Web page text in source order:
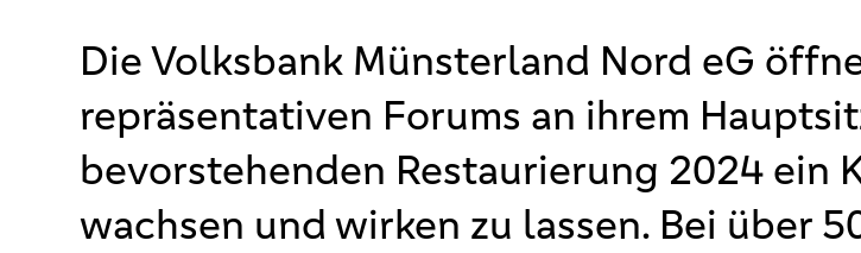
Die Volksbank Münsterland Nord eG
repräsentativen Forums an ihrem
bevorstehenden Restaurierung 2024 ein
wachsen und wirken zu lassen. Bei über